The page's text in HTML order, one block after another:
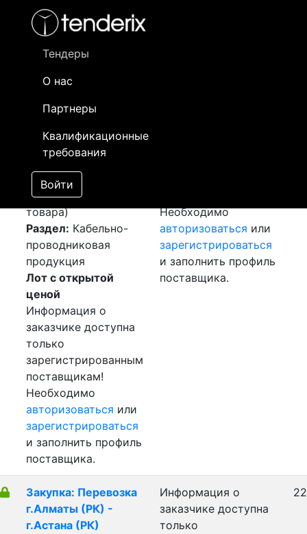
Тендеры
О нас
Партнеры
Квалификационные
требования
Войти
- активный лот
- сохраненный лот (не опубликован)
Закупка: Муфты
[Завершен]
Победитель выбран
Лот №:3866
АУКЦИОН (покупка
товара)
Раздел: Кабельно-
проводниковая
продукция
Лот с открытой
ценой
Информация о
заказчике доступна
только
зарегистрированным
поставщикам!
Необходимо
авторизоваться или
зарегистрироваться
и заполнить профиль
поставщика.
Необходимо
авторизоваться или
зарегистрироваться
и заполнить профиль
поставщика.
Закупка: Перевозка
г.Алматы (РК) -
г.Астана (РК)
Информация о
заказчике доступна
только